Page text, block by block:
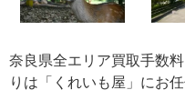
奈良県全エリア買取手数
りは「くれいも屋」にお